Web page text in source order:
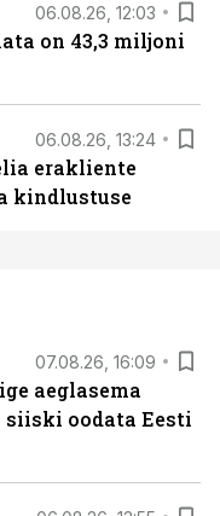
06.08.26, 12:03
on 43,3 miljoni
06.08.26, 13:24
erakliente
kindlustuse
07.08.26, 16:09
aeglasema
oodata Eesti